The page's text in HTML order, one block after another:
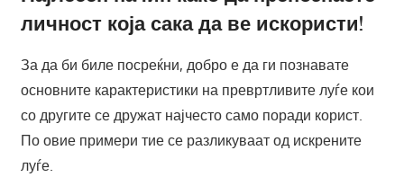
личност која сака да ве искористи!
За да би биле посреќни, добро е да ги познавате
основните карактеристики на превртливите луѓе кои
со другите се дружат најчесто само поради корист.
По овие примери тие се разликуваат од искрените
луѓе.